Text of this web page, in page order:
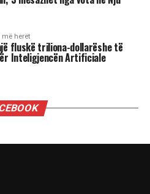
zgjedhjet e 4 nëntorit,
të
deri te fitorja në
këto tre fronte do të
nga tani, në zgjedhjet e
me mobilizimin e